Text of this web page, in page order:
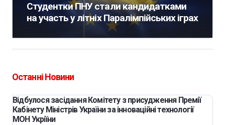
Студентки ПНУ стали кандидатками
на участь у літніх Паралімпійських іграх
Останні Новини
Відбулося засідання Комітету з присудження Премії
Кабінету Міністрів України за інноваційні технології
МОН Укріїни